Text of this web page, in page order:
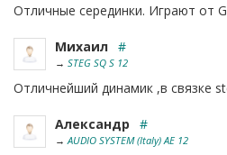
Отличные серединки. Играют от
Михаил #
→ STEG SQ S 12
Отличнейший динамик ,в связке
Александр #
→ AUDIO SYSTEM (Italy) AE 12